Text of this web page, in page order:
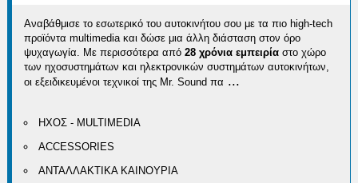
Αναβάθμισε το εσωτερικό του αυτοκινήτου σου με τα πιο high-tech
προϊόντα multimedia και δώσε μια άλλη διάσταση στον όρο
ψυχαγωγία. Με περισσότερα από28 χρόνια εμπειρία στο χώρο
των ηχοσυστημάτων και ηλεκτρονικών συστημάτων αυτοκινήτων,
οι εξειδικευμένοι τεχνικοί της Mr. Sound πα ...
ΗΧΟΣ - MULTIMEDIA
ACCESSORIES
ΑΝΤΑΛΛΑΚΤΙΚΑ ΚΑΙΝΟΥΡΙΑ